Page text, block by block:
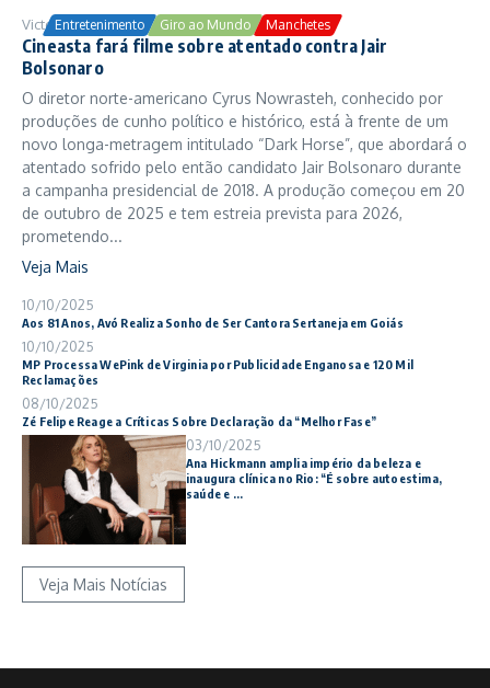
Entretenimento Giro ao Mundo Manchetes
Victor Samuel 24/10/2025
Cineasta fará filme sobre atentado contra Jair
Bolsonaro
O diretor norte-americano Cyrus Nowrasteh, conhecido por
produções de cunho político e histórico, está à frente de um
novo longa-metragem intitulado “Dark Horse”, que abordará o
atentado sofrido pelo então candidato Jair Bolsonaro durante
a campanha presidencial de 2018. A produção começou em 20
de outubro de 2025 e tem estreia prevista para 2026,
prometendo...
Veja Mais
10/10/2025
Aos 81 Anos, Avó Realiza Sonho de Ser Cantora Sertaneja em Goiás
10/10/2025
MP Processa WePink de Virginia por Publicidade Enganosa e 120 Mil
Reclamações
08/10/2025
Zé Felipe Reage a Críticas Sobre Declaração da “Melhor Fase”
03/10/2025
Ana Hickmann amplia império da beleza e
inaugura clínica no Rio: “É sobre autoestima,
saúde e ...
Veja Mais Notícias